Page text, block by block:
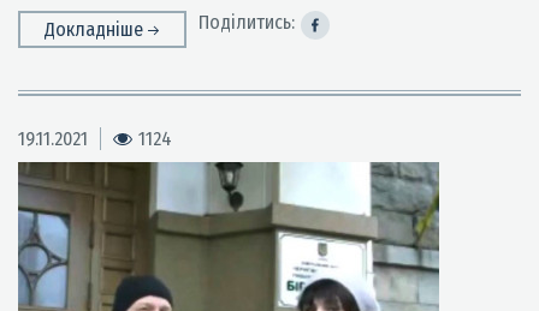
Докладніше
Поділитись:
19.11.2021 1124